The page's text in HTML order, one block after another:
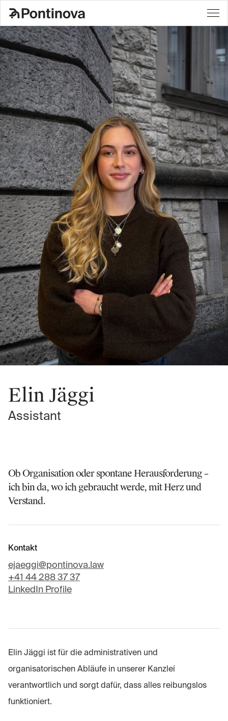
Elin Jäggi
Assistant
Ob Organisation oder spontane Herausforderung –
ich bin da, wo ich gebraucht werde, mit Herz und
Verstand.
Kontakt
ejaeggi@pontinova.law
+41 44 288 37 37
LinkedIn Profile
Elin Jäggi ist für die administrativen und
organisatorischen Abläufe in unserer Kanzlei
verantwortlich und sorgt dafür, dass alles reibungslos
funktioniert.